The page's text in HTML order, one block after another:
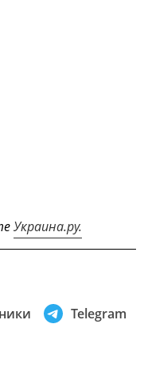
Украина.ру.
Telegram